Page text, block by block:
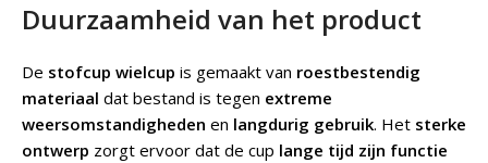
Duurzaamheid van het product
De stofcup wielcup is gemaakt van roestbestendig
materiaal dat bestand is tegen extreme
weersomstandigheden en langdurig gebruik. Het sterke
ontwerp zorgt ervoor dat de cup lange tijd zijn functie